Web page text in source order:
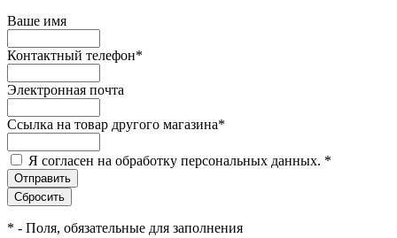
Ваше имя
Контактный телефон*
Электронная почта
Ссылка на товар другого магазина*
Я согласен на обработку персональных данных. *
* - Поля, обязательные для заполнения